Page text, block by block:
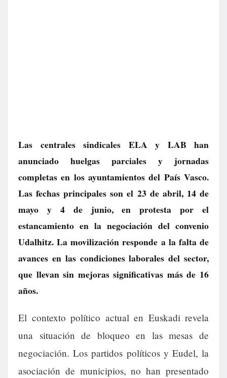
Las centrales sindicales ELA y LAB han
anunciado huelgas parciales y jornadas
completas en los ayuntamientos del País Vasco.
Las fechas principales son el 23 de abril, 14 de
mayo y 4 de junio, en protesta por el
estancamiento en la negociación del convenio
Udalhitz. La movilización responde a la falta de
avances en las condiciones laborales del sector,
que llevan sin mejoras significativas más de 16
años.
El contexto político actual en Euskadi revela
una situación de bloqueo en las mesas de
negociación. Los partidos políticos y Eudel, la
asociación de municipios, no han presentado